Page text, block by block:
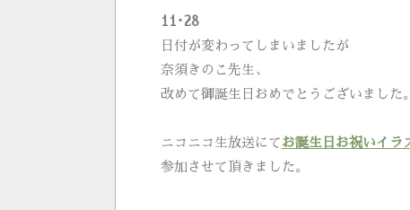
11･28
日付が変わってしまいましたが
奈須きのこ先生、
改めて御誕生日おめでとうございました。
ニコニコ生放送にて お誕生日お祝いイラ
参加させて頂きました。